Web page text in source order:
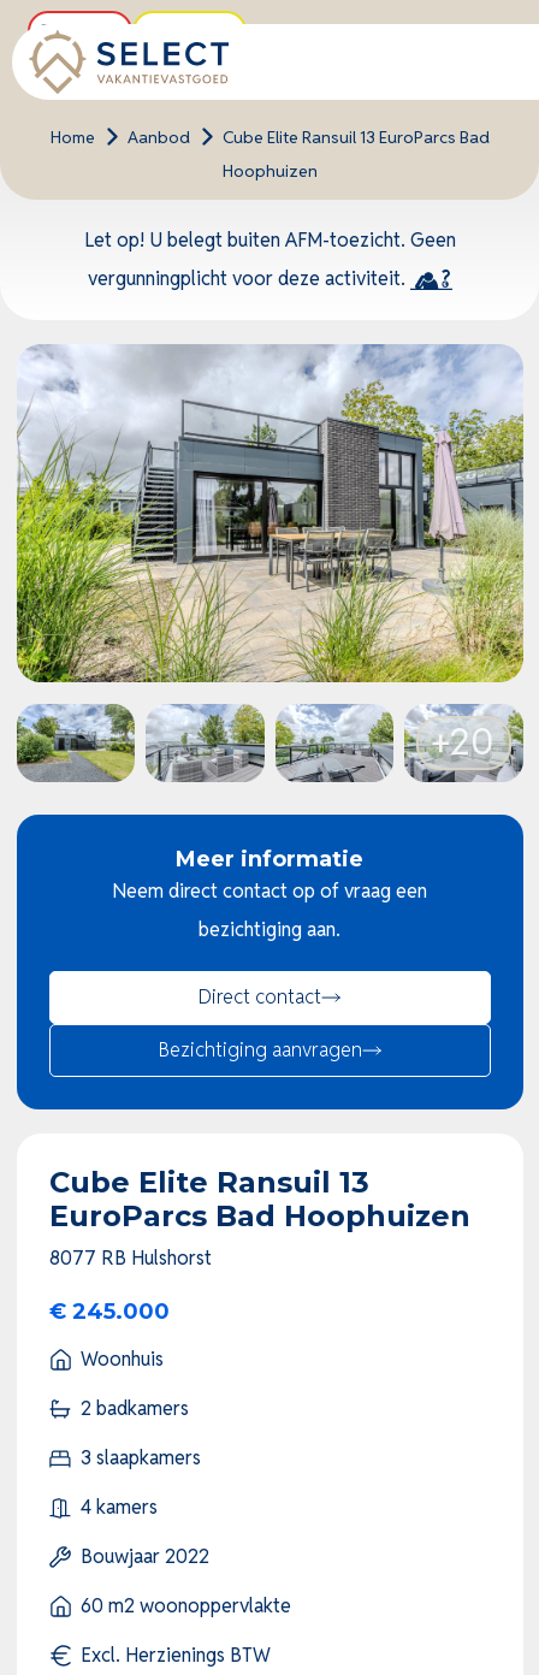
Home > Aanbod > Cube Elite Ransuil 13 EuroParcs Bad
Hoophuizen
Let op! U belegt buiten AFM-toezicht. Geen
vergunningplicht voor deze activiteit.
Buitenkans
Cube Elite Ransuil 13
EuroParcs Bad Hoophuizen
8077 RB Hulshorst
€ 245.000
Woonhuis
2 badkamers
3 slaapkamers
4 kamers
Bouwjaar 2022
60 m2 woonoppervlakte
Excl. Herzienings BTW
Meer informatie
Neem direct contact op of vraag een
bezichtiging aan.
Direct contact
Bezichtiging aanvragen